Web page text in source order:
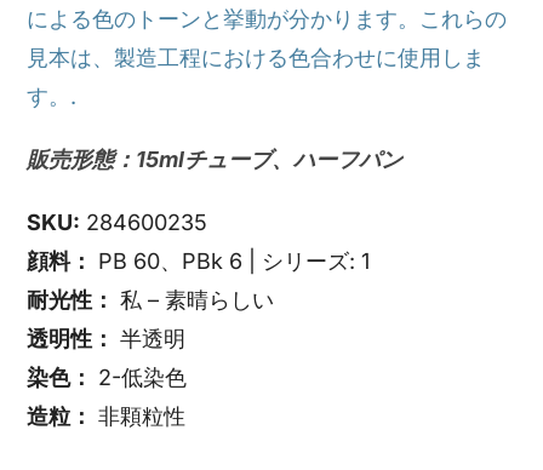
による色のトーンと挙動が分かります。これらの
見本は、製造工程における色合わせに使用しま
す。.
販売形態：15mlチューブ、ハーフパン
SKU: 284600235
顔料：
PB 60、PBk 6 | シリーズ: 1
耐光性： 私 – 素晴らしい
透明性： 半透明
染色：
2-低染色
造粒： 非顆粒性